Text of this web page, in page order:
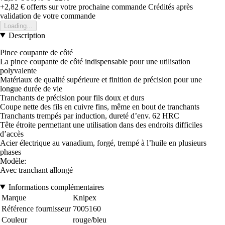
+2,82 € offerts sur votre prochaine commande Crédités après
validation de votre commande
Loading...
Description
Pince coupante de côté
La pince coupante de côté indispensable pour une utilisation
polyvalente
Matériaux de qualité supérieure et finition de précision pour une
longue durée de vie
Tranchants de précision pour fils doux et durs
Coupe nette des fils en cuivre fins, même en bout de tranchants
Tranchants trempés par induction, dureté d’env. 62 HRC
Tête étroite permettant une utilisation dans des endroits difficiles
d’accès
Acier électrique au vanadium, forgé, trempé à l’huile en plusieurs
phases
Modèle:
Avec tranchant allongé
Informations complémentaires
Marque
Knipex
Référence fournisseur 7005160
Couleur
rouge/bleu